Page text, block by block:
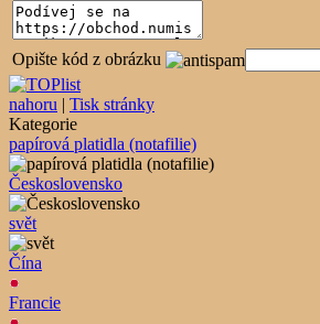
Opište kód z obrázku
nahoru | Tisk stránky
Kategorie
papírová platidla (notafilie)
Československo
svět
Čína
Francie